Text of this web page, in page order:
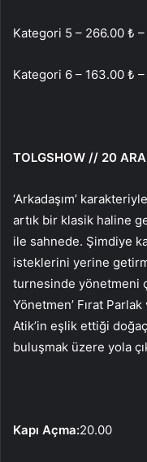
Kategori 5 – 266.00 ₺
Kategori 6 – 163.00 ₺
TOLGSHOW // 20
‘Arkadaşım’
artık bir klasik haline
ile sahnede. Şimdiye
isteklerini yerine
turnesinde yönetmeni
Yönetmen’ Fırat
Atik’in eşlik ettiği
buluşmak üzere yola
Kapı Açma:20.00